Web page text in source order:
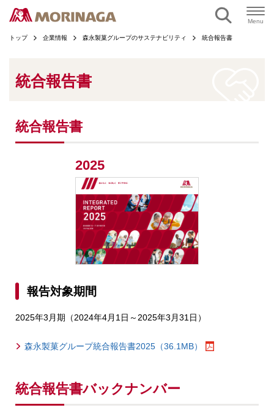
Menu
トップ 企業情報 森永製菓グループのサステナビリティ 統合報告書
統合報告書
統合報告書
報告対象期間
2025年3月期（2024年4月1日～2025年3月31日）
森永製菓グループ統合報告書2025（36.1MB）
2025
統合報告書バックナンバー